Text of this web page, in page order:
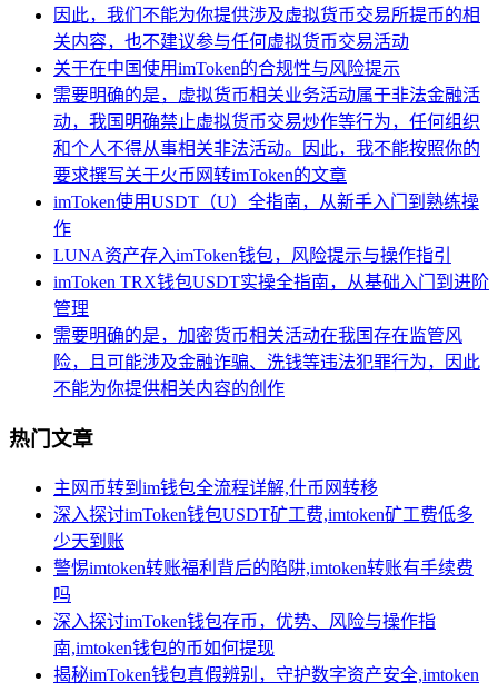
因此，我们不能为你提供涉及虚拟货币交易所提币的相
关内容，也不建议参与任何虚拟货币交易活动
关于在中国使用imToken的合规性与风险提示
需要明确的是，虚拟货币相关业务活动属于非法金融活
动，我国明确禁止虚拟货币交易炒作等行为，任何组织
和个人不得从事相关非法活动。因此，我不能按照你的
要求撰写关于火币网转imToken的文章
imToken使用USDT（U）全指南，从新手入门到熟练操
作
LUNA资产存入imToken钱包，风险提示与操作指引
imToken TRX钱包USDT实操全指南，从基础入门到进阶
管理
需要明确的是，加密货币相关活动在我国存在监管风
险，且可能涉及金融诈骗、洗钱等违法犯罪行为，因此
不能为你提供相关内容的创作
热门文章
主网币转到im钱包全流程详解,什币网转移
深入探讨imToken钱包USDT矿工费,imtoken矿工费低多
少天到账
警惕imtoken转账福利背后的陷阱,imtoken转账有手续费
吗
深入探讨imToken钱包存币，优势、风险与操作指
南,imtoken钱包的币如何提现
揭秘imToken钱包真假辨别，守护数字资产安全,imtoken